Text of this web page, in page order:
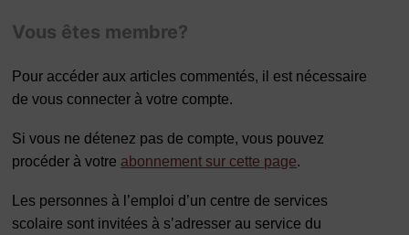
Vous êtes membre?
Pour accéder aux articles commentés, il est nécessaire
de vous connecter à votre compte.
Si vous ne détenez pas de compte, vous pouvez
procéder à votre abonnement sur cette page.
Les personnes à l’emploi d’un centre de services
scolaire sont invitées à s’adresser au service du